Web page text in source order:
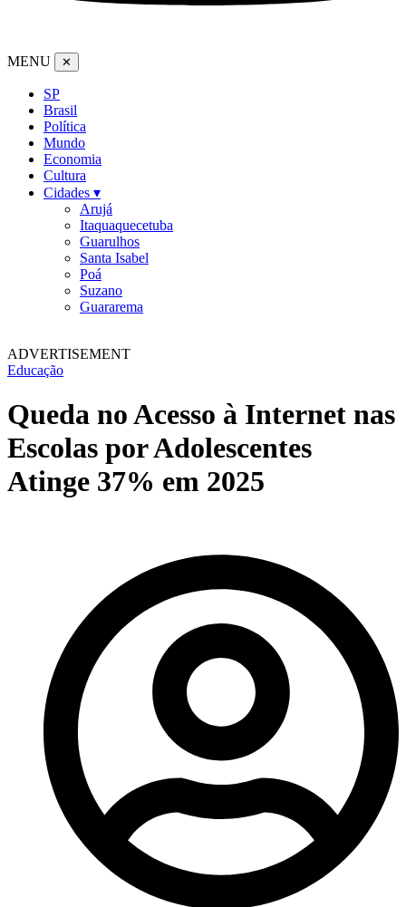
MENU ✕
SP
Brasil
Política
Mundo
Economia
Cultura
Cidades ▾
Arujá
Itaquaquecetuba
Guarulhos
Santa Isabel
Poá
Suzano
Guararema
ADVERTISEMENT
Educação
Queda no Acesso à Internet nas
Escolas por Adolescentes
Atinge 37% em 2025